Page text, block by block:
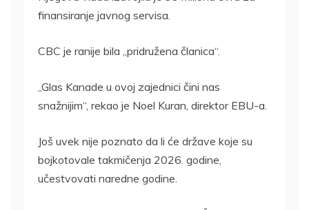
finansiranje javnog servisa.
CBC je ranije bila „pridružena članica“.
„Glas Kanade u ovoj zajednici čini nas
snažnijim“, rekao je Noel Kuran, direktor EBU-a.
Još uvek nije poznato da li će države koje su
bojkotovale takmičenja 2026. godine,
učestvovati naredne godine.